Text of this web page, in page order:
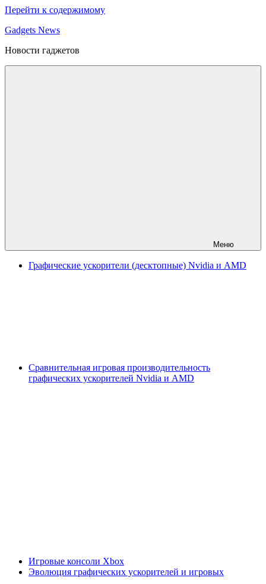
Перейти к содержимому
Gadgets News
Новости гаджетов
Меню
Графические ускорители (десктопные) Nvidia и AMD
Сравнительная игровая производительность
графических ускорителей Nvidia и AMD
Игровые консоли Xbox
Эволюция графических ускорителей и игровых